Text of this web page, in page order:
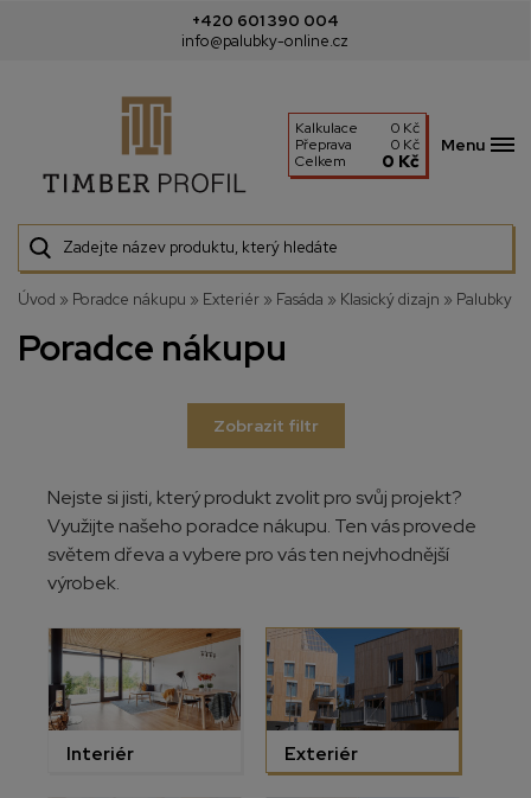
+420 601 390 004
info@palubky-online.cz
Kalkulace
0 Kč
Přeprava
0 Kč
Celkem
0 Kč
Menu
Úvod » Poradce nákupu » Exteriér » Fasáda » Klasický dizajn » Palubky
Poradce nákupu
Zobrazit filtr
Nejste si jisti, který produkt zvolit pro svůj projekt?
Využijte našeho poradce nákupu. Ten vás provede
světem dřeva a vybere pro vás ten nejvhodnější
výrobek.
Interiér Exteriér